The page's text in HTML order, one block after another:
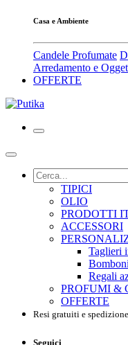
Casa e Ambiente
Candele Profumate
Arredamento e
OFFERTE
TIPICI
OLIO
PRODOTTI
ACCESSORI
Taglieri
Regali
PROFUMI &
OFFERTE
Resi gratuiti e
Seguici